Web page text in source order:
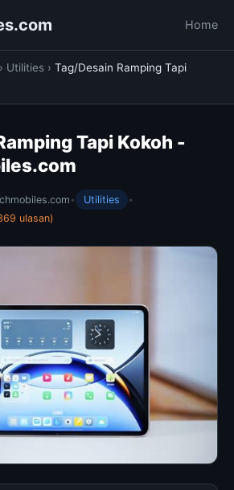
Home
› Utilities › Tag/Desain Ramping Tapi
Tapi Kokoh -
• Utilities
•
ulasan)